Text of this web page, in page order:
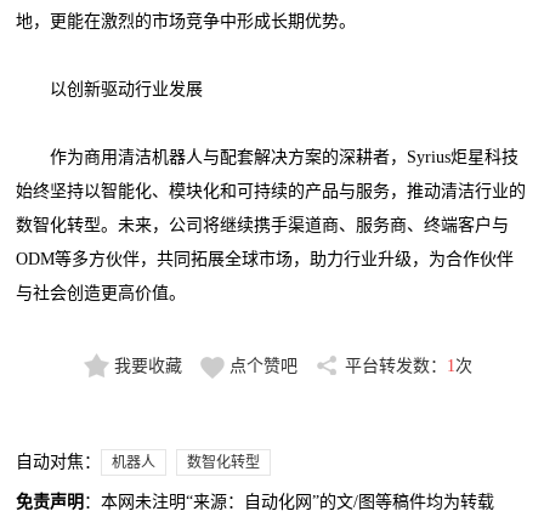
地，更能在激烈的市场竞争中形成长期优势。
以创新驱动行业发展
作为商用清洁机器人与配套解决方案的深耕者，Syrius炬星科技
始终坚持以智能化、模块化和可持续的产品与服务，推动清洁行业的
数智化转型。未来，公司将继续携手渠道商、服务商、终端客户与
ODM等多方伙伴，共同拓展全球市场，助力行业升级，为合作伙伴
与社会创造更高价值。
我要收藏 点个赞吧 平台转发数： 1次
自动对焦： 机器人 数智化转型
免责声明 ：本网未注明“来源：自动化网”的文/图等稿件均为转载